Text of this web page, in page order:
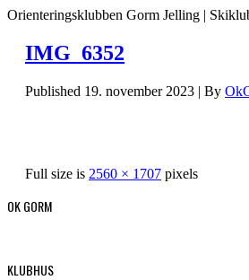
Orienteringsklubben Gorm Jelling |
IMG_6352
Published 19. november 2023 | By
Full size is 2560 × 1707 pixels
OK GORM
KLUBHUS